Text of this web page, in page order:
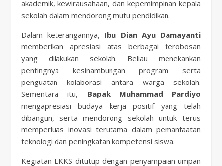
akademik, kewirausahaan, dan kepemimpinan kepala
sekolah dalam mendorong mutu pendidikan.
Dalam keterangannya, Ibu Dian Ayu Damayanti
memberikan apresiasi atas berbagai terobosan
yang dilakukan sekolah. Beliau menekankan
pentingnya kesinambungan program serta
penguatan kolaborasi antara warga sekolah.
Sementara itu, Bapak Muhammad Pardiyo
mengapresiasi budaya kerja positif yang telah
dibangun, serta mendorong sekolah untuk terus
memperluas inovasi terutama dalam pemanfaatan
teknologi dan peningkatan kompetensi siswa.
Kegiatan EKKS ditutup dengan penyampaian umpan